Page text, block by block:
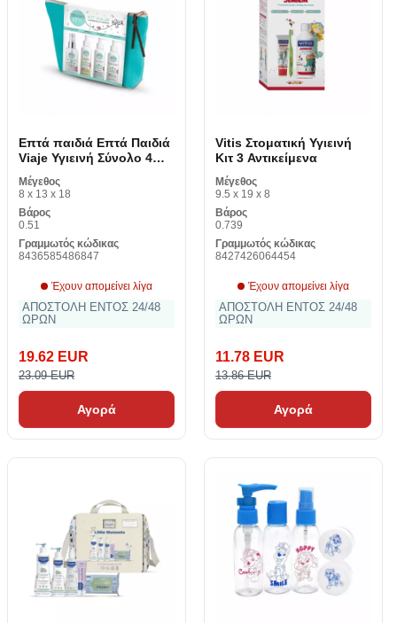
Επτά παιδιά Επτά Παιδιά
Viaje Υγιεινή Σύνολο 4
αντικείμενα (4 pcs)
Μέγεθος
8 x 13 x 18
Βάρος
0.51
Γραμμωτός κώδικας
8436585486847
Έχουν απομείνει λίγα
ΑΠΟΣΤΟΛΗ ΕΝΤΟΣ 24/48
ΩΡΩΝ
19.62 EUR
23.09 EUR
Αγορά
Vitis Στοματική Υγιεινή
Κιτ 3 Αντικείμενα
Μέγεθος
9.5 x 19 x 8
Βάρος
0.739
Γραμμωτός κώδικας
8427426064454
Έχουν απομείνει λίγα
ΑΠΟΣΤΟΛΗ ΕΝΤΟΣ 24/48
ΩΡΩΝ
11.78 EUR
13.86 EUR
Αγορά